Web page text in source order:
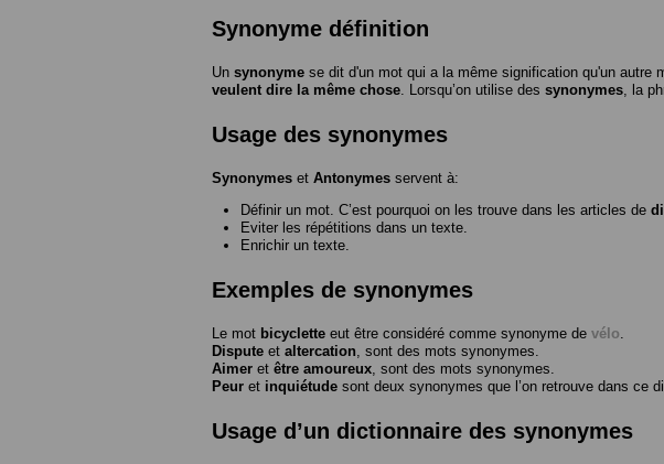
Synonyme définition
Un synonyme se dit d'un mot qui a la même signification qu'un autre
veulent dire la même chose . Lorsqu’on utilise des synonymes , la
Usage des synonymes
Synonymes et Antonymes servent à:
Définir un mot. C’est pourquoi on les trouve dans les articles de
Eviter les répétitions dans un texte.
Enrichir un texte.
Exemples de synonymes
Le mot bicyclette eut être considéré comme synonyme de vélo
Dispute et altercation , sont des mots synonymes.
Aimer et être amoureux , sont des mots synonymes.
Peur et inquiétude sont deux synonymes que l’on retrouve dans ce
Usage d’un dictionnaire des synonymes